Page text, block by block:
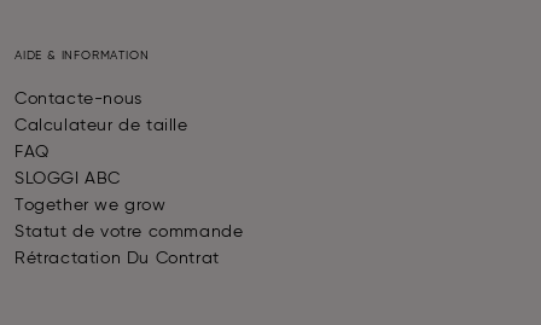
AIDE & INFORMATION
Contacte-nous
Calculateur de taille
FAQ
SLOGGI ABC
Together we grow
Statut de votre commande
Rétractation Du Contrat